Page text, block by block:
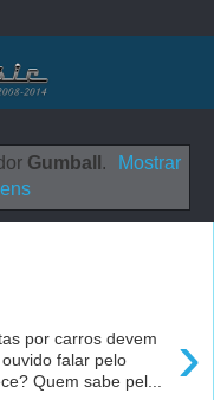
Gumball .
Mostrar
›
por carros devem
falar pelo
Quem sabe pel...